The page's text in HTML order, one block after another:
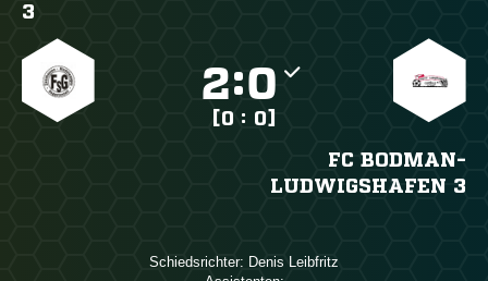
3
:
[0 : 0]
FC BODMAN-
LUDWIGSHAFEN 3
Schiedsrichter:  